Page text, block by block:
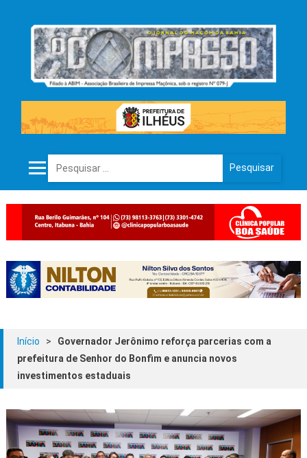
Pesquisar por:
Início >
Governador Jerônimo reforça parcerias com a
prefeitura de Senhor do Bonfim e anuncia novos
investimentos estaduais